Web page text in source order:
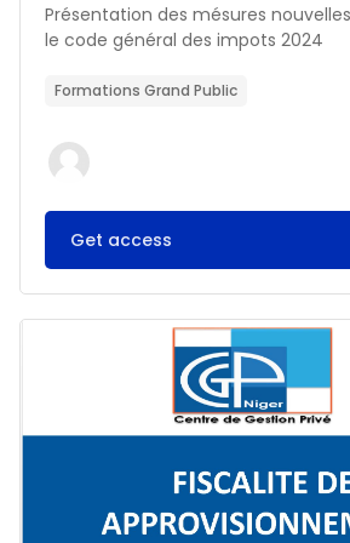
Résumé du cours :
Présentation des mésures
le code général des impots 2024
Formations Grand Public
Get access
Image du cours FISCALITE DES